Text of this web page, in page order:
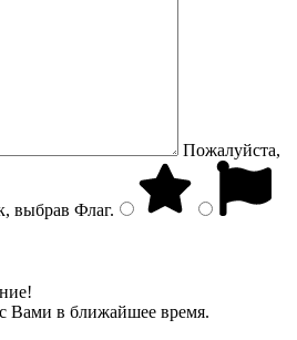
Пожалуйста,
выбрав Флаг.
Вами в ближайшее время.